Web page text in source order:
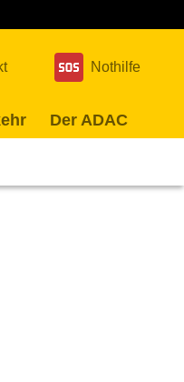
Nothilfe
Der ADAC